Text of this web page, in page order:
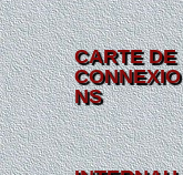
CARTE DE
CONNEXIO
NS